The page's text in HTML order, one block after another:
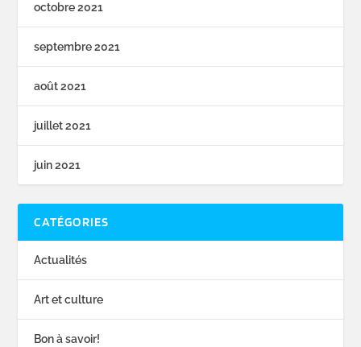
octobre 2021
septembre 2021
août 2021
juillet 2021
juin 2021
CATÉGORIES
Actualités
Art et culture
Bon à savoir!